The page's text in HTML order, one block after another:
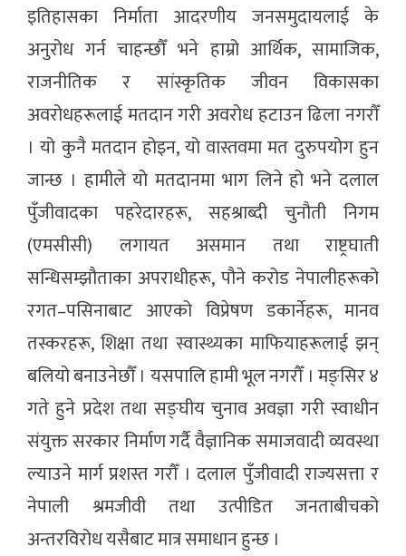
इतिहासका निर्माता आदरणीय जनसमुदायलाई के
अनुरोध गर्न चाहन्छौँ भने हाम्रो आर्थिक, सामाजिक,
राजनीतिक र सांस्कृतिक जीवन विकासका
अवरोधहरूलाई मतदान गरी अवरोध हटाउन ढिला नगरौँ
। यो कुनै मतदान होइन, यो वास्तवमा मत दुरुपयोग हुन
जान्छ । हामीले यो मतदानमा भाग लिने हो भने दलाल
पुँजीवादका पहरेदारहरू, सहश्राब्दी चुनौती निगम
(एमसीसी) लगायत असमान तथा राष्ट्रघाती
सन्धिसम्झौताका अपराधीहरू, पौने करोड नेपालीहरूको
रगत–पसिनाबाट आएको विप्रेषण डकार्नेहरू, मानव
तस्करहरू, शिक्षा तथा स्वास्थ्यका माफियाहरूलाई झन्
बलियो बनाउनेछौँ । यसपालि हामी भूल नगरौँ । मङ्सिर ४
गते हुने प्रदेश तथा सङ्घीय चुनाव अवज्ञा गरी स्वाधीन
संयुक्त सरकार निर्माण गर्दै वैज्ञानिक समाजवादी व्यवस्था
ल्याउने मार्ग प्रशस्त गरौँ । दलाल पुँजीवादी राज्यसत्ता र
नेपाली श्रमजीवी तथा उत्पीडित जनताबीचको
अन्तरविरोध यसैबाट मात्र समाधान हुन्छ ।